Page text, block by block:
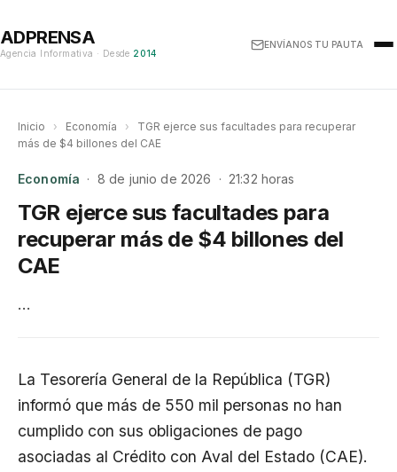
ADPRENSA
Agencia Informativa · Desde 2014
ENVÍANOS TU PAUTA
Inicio › Economía ›
TGR ejerce sus facultades para recuperar
más de $4 billones del CAE
Economía · 8 de junio de 2026 · 21:32 horas
TGR ejerce sus facultades para
recuperar más de $4 billones del
CAE
…
La Tesorería General de la República (TGR)
informó que más de 550 mil personas no han
cumplido con sus obligaciones de pago
asociadas al Crédito con Aval del Estado (CAE).